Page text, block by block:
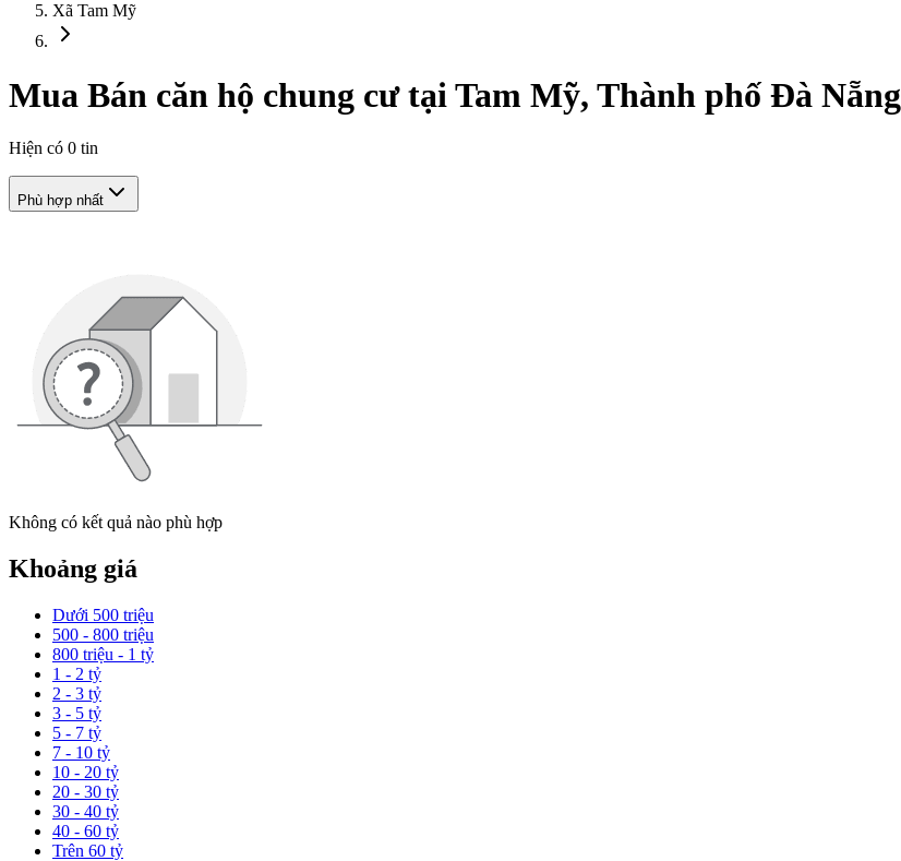
Xã Tam Mỹ
Mua Bán căn hộ chung cư tại Tam Mỹ, Thành phố Đà Nẵng
Hiện có 0 tin
Phù hợp nhất
Không có kết quả nào phù hợp
Khoảng giá
Dưới 500 triệu
500 - 800 triệu
800 triệu - 1 tỷ
1 - 2 tỷ
2 - 3 tỷ
3 - 5 tỷ
5 - 7 tỷ
7 - 10 tỷ
10 - 20 tỷ
20 - 30 tỷ
30 - 40 tỷ
40 - 60 tỷ
Trên 60 tỷ